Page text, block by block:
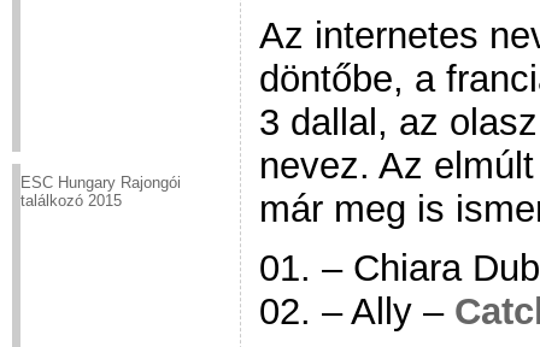
ESC Hungary Rajongói
találkozó 2015
Az internetes
döntőbe, a
3 dallal, az
nevez. Az
már meg is
01. – Chiara
02. – Ally –